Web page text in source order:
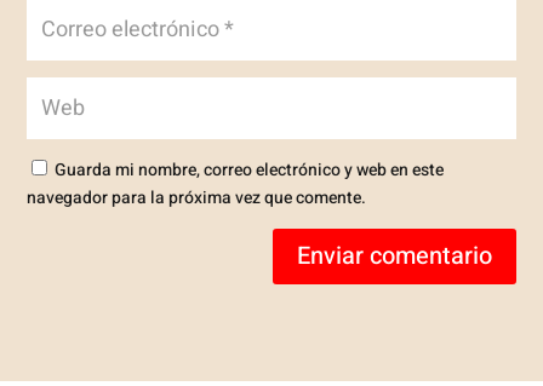
Guarda mi nombre, correo electrónico y web en este
navegador para la próxima vez que comente.
Enviar comentario